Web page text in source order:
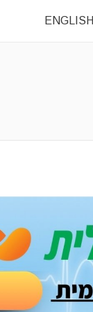
ENGLISH